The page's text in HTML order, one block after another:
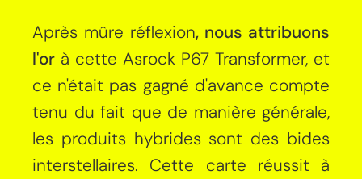
Après mûre réflexion, nous attribuons
l'or à cette Asrock P67 Transformer, et
ce n'était pas gagné d'avance compte
tenu du fait que de manière générale,
les produits hybrides sont des bides
interstellaires. Cette carte réussit à